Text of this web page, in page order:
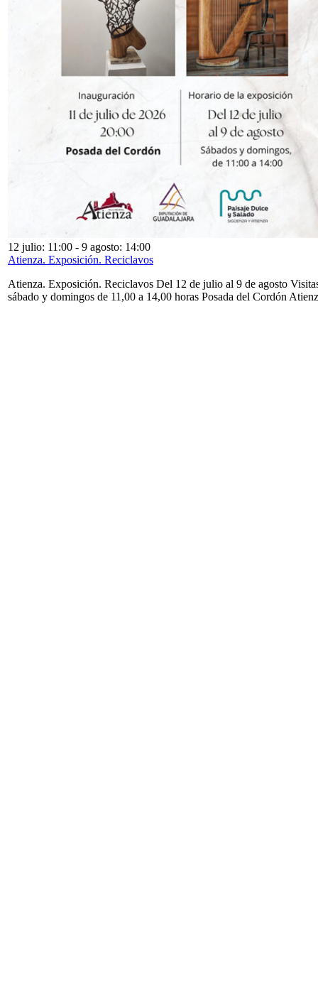
12 julio: 11:00 - 9 agosto: 14:00
Atienza. Exposición. Reciclavos
Atienza. Exposición. Reciclavos Del 12 de julio al 9 de agosto
sábado y domingos de 11,00 a 14,00 horas Posada del Cordón